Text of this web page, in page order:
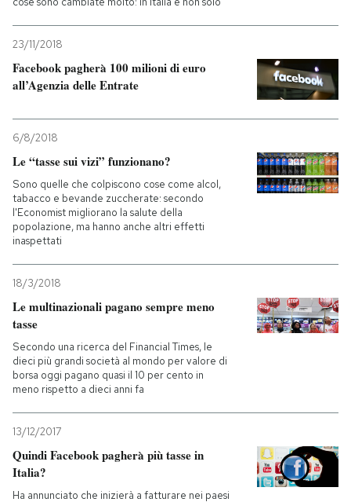
23/11/2018
Facebook pagherà 100 milioni di euro
all’Agenzia delle Entrate
6/8/2018
Le “tasse sui vizi” funzionano?
Sono quelle che colpiscono cose come alcol,
tabacco e bevande zuccherate: secondo
l'Economist migliorano la salute della
popolazione, ma hanno anche altri effetti
inaspettati
18/3/2018
Le multinazionali pagano sempre meno
tasse
Secondo una ricerca del Financial Times, le
dieci più grandi società al mondo per valore di
borsa oggi pagano quasi il 10 per cento in
meno rispetto a dieci anni fa
13/12/2017
Quindi Facebook pagherà più tasse in
Italia?
Ha annunciato che inizierà a fatturare nei paesi